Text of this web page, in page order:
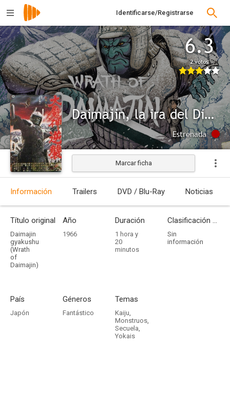
Identificarse/Registrarse
6.3
2 votos
Daimajin, la ira del Dios diabólico
Estrenada
Marcar ficha
Información Trailers DVD / Blu-Ray Noticias
Título original
Daimajin
gyakushu
(Wrath
of
Daimajin)
Año
1966
Duración
1 hora y
20
minutos
Clasificación por edades
Sin
información
País
Japón
Géneros
Fantástico
Temas
Kaiju,
Monstruos,
Secuela,
Yokais